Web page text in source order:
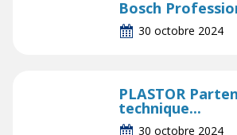
Bosch
30 octobre 2024
PLASTOR
technique...
30 octobre 2024